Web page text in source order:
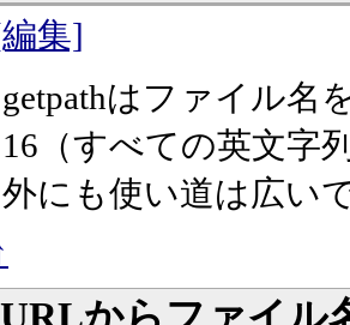
集]
getpathはファイル名
16（すべての英文字
外にも使い道は広い